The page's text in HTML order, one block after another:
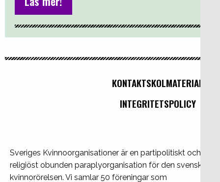
Sveriges Kvinnoorganisationer är en partipolitiskt och
religiöst obunden paraplyorganisation för den svenska
kvinnorörelsen. Vi samlar 50 föreningar som
KONTAKTSKOLMATERIAL
INTEGRITETSPOLICY